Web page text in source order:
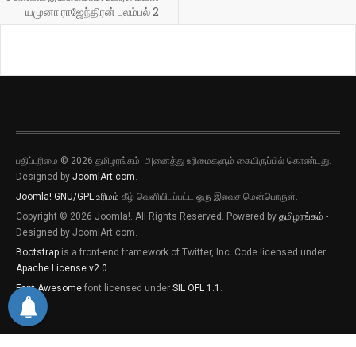
யமுனா ராஜேந்திரன் புலம்பல் 2
பதிப்புரிமை © 2026 தமிழரங்கம். அனைத்து உரிமைகளும் கையிருப்பில் கொண்டது.
Designed by JoomlArt.com.
Joomla! GNU/GPL உரிமம் கீழ் வெளியிடப்பட்ட ஒரு இலவச மென்பொருள்.
Copyright © 2026 Joomla!. All Rights Reserved. Powered by தமிழரங்கம் -
Designed by JoomlArt.com.
Bootstrap is a front-end framework of Twitter, Inc. Code licensed under
Apache License v2.0.
Font Awesome font licensed under SIL OFL 1.1 .
புதிய இடுகைகளுக்கான அறிவிப்புகளை
பெறவிரும்பின் விருப்பு அழுத்தியை அழுத்தி
தெரிவிக்கவும்
புதிய இடுகைகளுக்கான அறிவிப்புகளை